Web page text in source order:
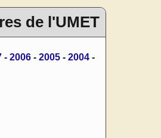
de l'UMET
- 2006 - 2005 - 2004 -